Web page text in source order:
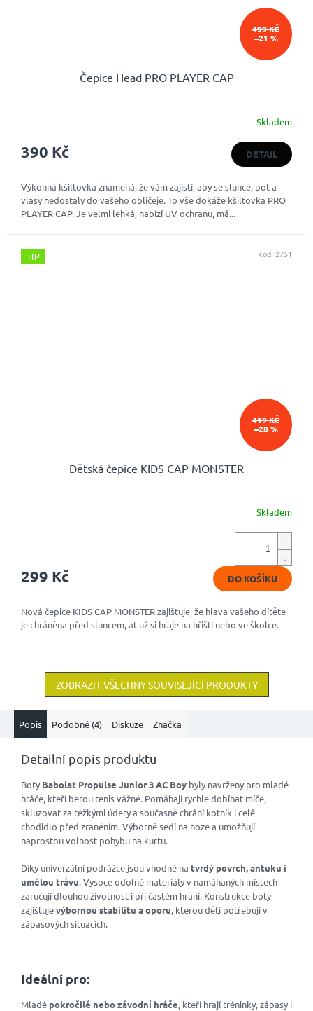
499 KČ
–21 %
Čepice Head PRO PLAYER CAP
Skladem
390 Kč DETAIL
Výkonná kšiltovka znamená, že vám zajistí, aby se slunce, pot a
vlasy nedostaly do vašeho obličeje. To vše dokáže kšiltovka PRO
PLAYER CAP. Je velmi lehká, nabízí UV ochranu, má...
TIP
419 KČ
–28 %
Dětská čepice KIDS CAP MONSTER
Skladem
299 Kč DO KOŠÍKU
Nová čepice KIDS CAP MONSTER zajišťuje, že hlava vašeho dítěte
je chráněna před sluncem, ať už si hraje na hřišti nebo ve školce.
Kód: 2751
ZOBRAZIT VŠECHNY SOUVISEJÍCÍ PRODUKTY
Popis Podobné (4) Diskuze Značka
Detailní popis produktu
Boty Babolat Propulse Junior 3 AC Boy byly navrženy pro mladé
hráče, kteří berou tenis vážně. Pomáhají rychle dobíhat míče,
skluzovat za těžkými údery a současně chrání kotník i celé
chodidlo před zraněním. Výborně sedí na noze a umožňují
naprostou volnost pohybu na kurtu.
Díky univerzální podrážce jsou vhodné na tvrdý povrch, antuku i
umělou trávu. Vysoce odolné materiály v namáhaných místech
zaručují dlouhou životnost i při častém hraní. Konstrukce boty
zajišťujevýbornou stabilitu a oporu, kterou děti potřebují v
zápasových situacích.
Ideální pro:
Mladé pokročilé nebo závodní hráče, kteří hrají tréninky, zápasy i